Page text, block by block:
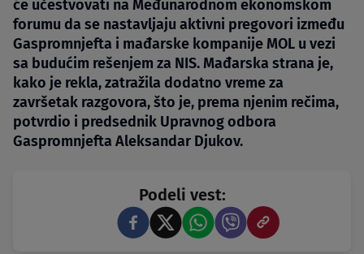
će učestvovati na Međunarodnom ekonomskom
forumu da se nastavljaju aktivni pregovori između
Gaspromnjefta i mađarske kompanije MOL u vezi
sa budućim rešenjem za NIS. Mađarska strana je,
kako je rekla, zatražila dodatno vreme za
završetak razgovora, što je, prema njenim rečima,
potvrdio i predsednik Upravnog odbora
Gaspromnjefta Aleksandar Djukov.
Podeli vest: